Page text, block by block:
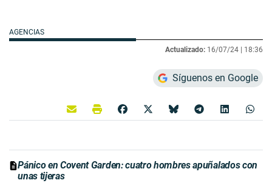
AGENCIAS
Actualizado: 16/07/24 | 18:36
Síguenos en Google
Pánico en Covent Garden: cuatro hombres apuñalados con
unas tijeras